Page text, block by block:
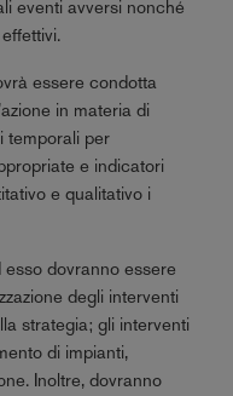
eventi avversi nonché
essere condotta
in materia di
temporali per
e indicatori
e qualitativo i
dovranno essere
degli interventi
strategia; gli interventi
di impianti,
Inoltre, dovranno